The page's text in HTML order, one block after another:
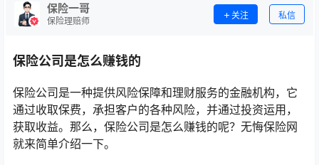
保险一哥
保险理赔师
关注 私信
保险公司是怎么赚钱的
保险公司是一种提供风险保障和理财服务的金融机构，它
通过收取保费，承担客户的各种风险，并通过投资运用，
获取收益。那么，保险公司是怎么赚钱的呢？无悔保险网
就来简单介绍一下。